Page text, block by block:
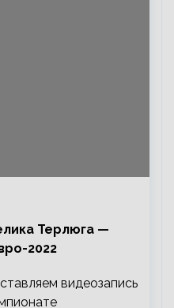
Терлюга —
2022
видеозапись